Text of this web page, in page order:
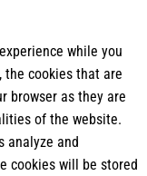
while you
the cookies that are
browser as they are
of the website.
analyze and
cookies will be stored